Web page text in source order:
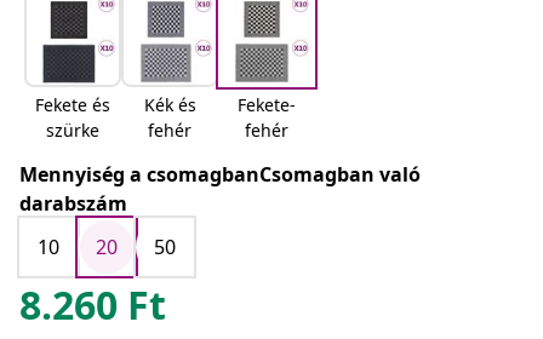
Fekete és
szürke
Kék és
fehér
Fekete-
fehér
Mennyiség a csomagbanCsomagban való
darabszám
10
20 50
8.260 Ft